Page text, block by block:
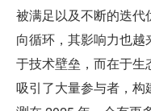
被满足以及不断的迭
向循环，其影响力也
于技术壁垒，而在于
吸引了大量参与者，